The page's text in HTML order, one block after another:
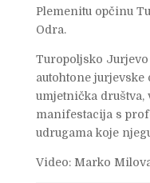
Plemenitu opčinu
Odra.
Turopoljsko
autohtone
umjetnička društva,
manifestacija s
udrugama koje
Video: Marko